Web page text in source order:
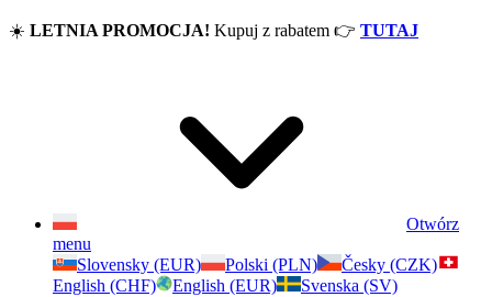
☀️ LETNIA PROMOCJA! Kupuj z rabatem 👉 TUTAJ
Otwórz
menu
Slovensky (EUR)
Polski (PLN)
Česky (CZK)
English (CHF)
English (EUR) Svenska (SV)